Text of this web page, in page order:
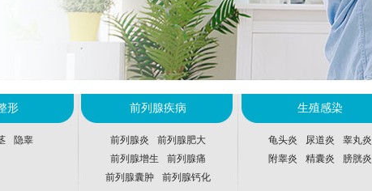
形
隐睾
前列腺疾病
前列腺炎
前列腺肥大
前列腺增生
前列腺痛
前列腺囊肿
前列腺钙化
生殖感染
龟头炎 尿道炎
睾丸炎
附睾炎
精囊炎 膀胱炎